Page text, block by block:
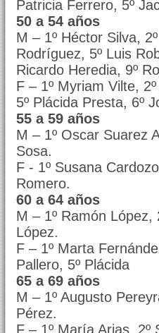
Patricia Ferrero, 5º
50 a 54 años
M – 1º Héctor Silva,
Rodríguez, 5º Luis
Ricardo Heredia, 9º
F – 1º Myriam Vilte,
5º Plácida Presta, 6º
55 a 59 años
M – 1º Oscar Suarez
Sosa.
F - 1º Susana
Romero.
60 a 64 años
M – 1º Ramón López,
López.
F – 1º Marta
Pallero, 5º Plácida
65 a 69 años
M – 1º Augusto
Pérez.
F – 1º María Arias, 2º